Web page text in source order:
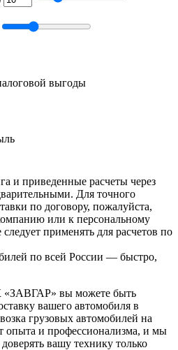
выгоды
и приведенные расчеты через
Для точного
по договору, пожалуйста,
или к персональному
применять для расчетов по
по всей России — быстро,
«ЗАВГАР» вы можете быть
вашего автомобиля в
грузовых автомобилей на
опыта и профессионализма, и мы
вашу технику только